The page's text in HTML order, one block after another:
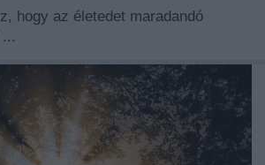
hogy az életedet maradandó